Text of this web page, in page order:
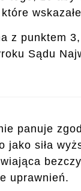
z punktem
Sądu
panuje
jako siła
uprawnień.